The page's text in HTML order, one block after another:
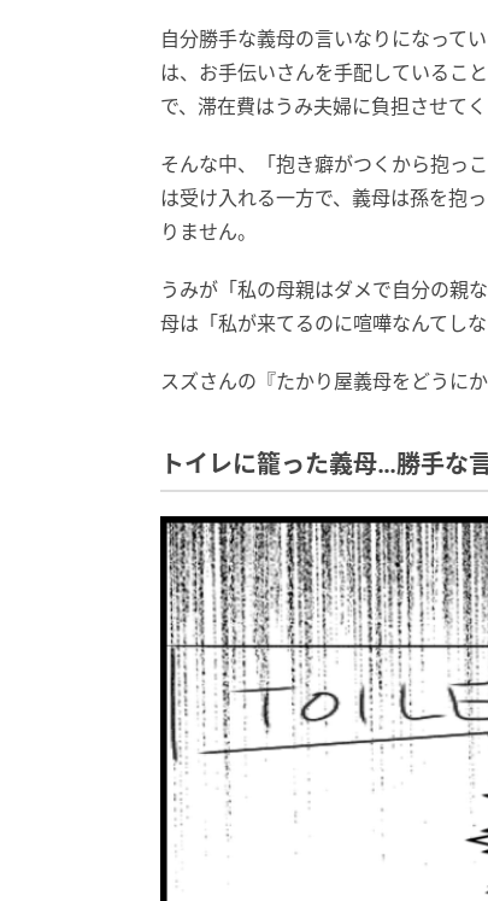
自分勝手な義母の言いなりになって
は、お手伝いさんを手配しているこ
で、滞在費はうみ夫婦に負担させてく
そんな中、「抱き癖がつくから抱っ
は受け入れる一方で、義母は孫を抱
りません。
うみが「私の母親はダメで自分の親
母は「私が来てるのに喧嘩なんてし
スズさんの『たかり屋義母をどうに
トイレに籠った義母…勝手な